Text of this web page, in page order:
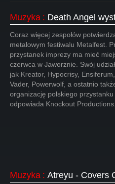
Muzyka : Death Angel
Coraz więcej zespołów
metalowym festiwalu Metalfest.
przystanek imprezy ma mieć
czerwca w Jaworznie. Swój
jak Kreator, Hypocrisy, Ensiferum,
Vader, Powerwolf, a ostatnio
organizację polskiego
odpowiada Knockout Productions.
Muzyka : Atreyu - Covers